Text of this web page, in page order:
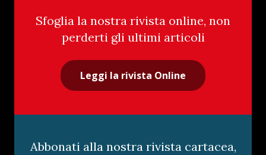
Sfoglia la nostra rivista online, non
perderti gli ultimi articoli
Leggi la rivista Online
Abbonati alla nostra rivista cartacea,